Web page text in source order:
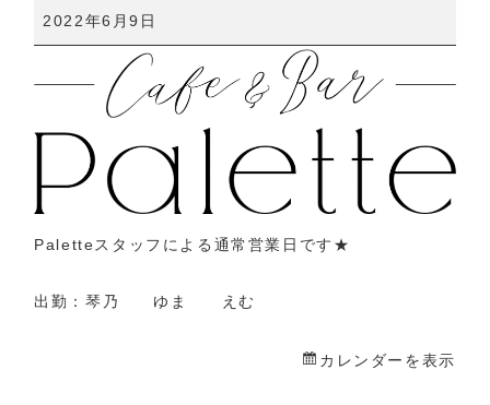
常
2022年6月9日
Paletteスタッフによる通常営業日です★
出勤：琴乃 ゆま えむ
カレンダーを表示